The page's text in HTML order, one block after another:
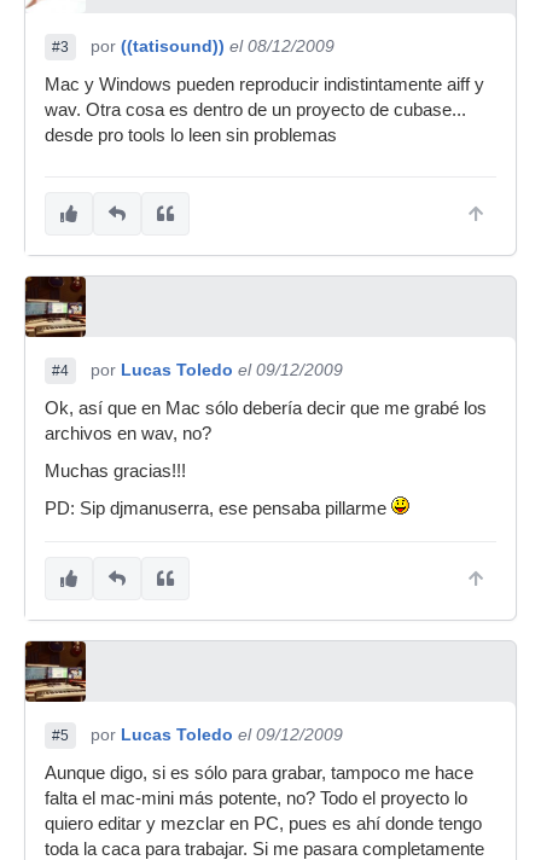
#3 por ((tatisound)) el 08/12/2009
Mac y Windows pueden reproducir indistintamente aiff y
wav. Otra cosa es dentro de un proyecto de cubase...
desde pro tools lo leen sin problemas
#4 por Lucas Toledo el 09/12/2009
Ok, así que en Mac sólo debería decir que me grabé los
archivos en wav, no?
Muchas gracias!!!
PD: Sip djmanuserra, ese pensaba pillarme
#5 por Lucas Toledo el 09/12/2009
Aunque digo, si es sólo para grabar, tampoco me hace
falta el mac-mini más potente, no? Todo el proyecto lo
quiero editar y mezclar en PC, pues es ahí donde tengo
toda la caca para trabajar. Si me pasara completamente